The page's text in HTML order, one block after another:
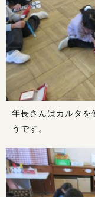
年長さんはカルタを
うです。